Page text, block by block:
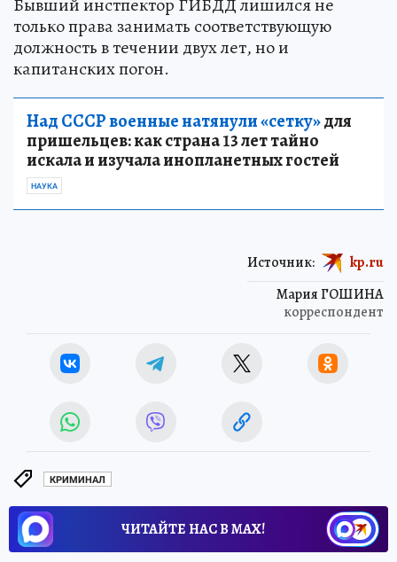
Бывший инстпектор ГИБДД лишился не
только права занимать соответствующую
должность в течении двух лет, но и
капитанских погон.
Над СССР военные натянули «сетку»для
пришельцев: как страна 13 лет тайно
искала и изучала инопланетных гостей
НАУКА
Мария ГОШИНА
корреспондент
Источник: kp.ru
КРИМИНАЛ
ЧИТАЙТЕ НАС В МАХ!